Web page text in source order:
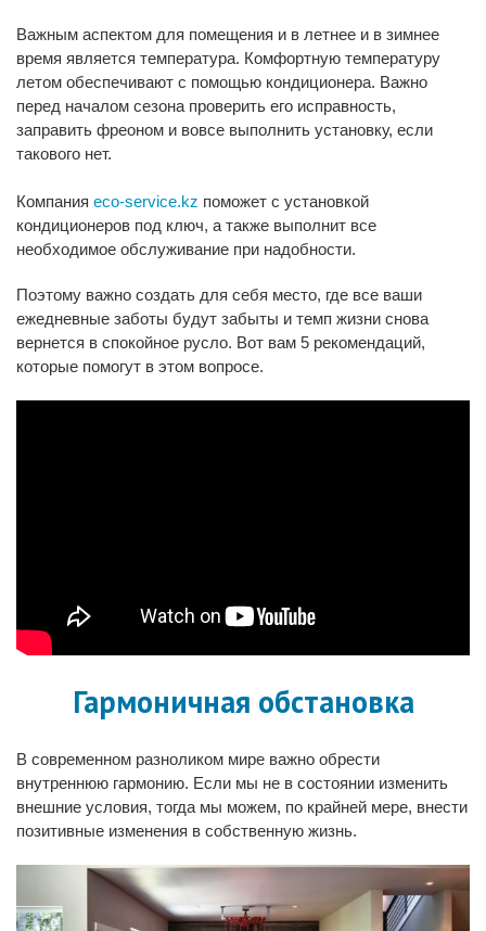
Важным аспектом для помещения и в летнее и в зимнее
время является температура. Комфортную температуру
летом обеспечивают с помощью кондиционера. Важно
перед началом сезона проверить его исправность,
заправить фреоном и вовсе выполнить установку, если
такового нет.
Компания eco-service.kz поможет с установкой
кондиционеров под ключ, а также выполнит все
необходимое обслуживание при надобности.
Поэтому важно создать для себя место, где все ваши
ежедневные заботы будут забыты и темп жизни снова
вернется в спокойное русло. Вот вам 5 рекомендаций,
которые помогут в этом вопросе.
Гармоничная обстановка
В современном разноликом мире важно обрести
внутреннюю гармонию. Если мы не в состоянии изменить
внешние условия, тогда мы можем, по крайней мере, внести
позитивные изменения в собственную жизнь.